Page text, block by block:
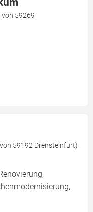
von 59269
59192 Drensteinfurt)